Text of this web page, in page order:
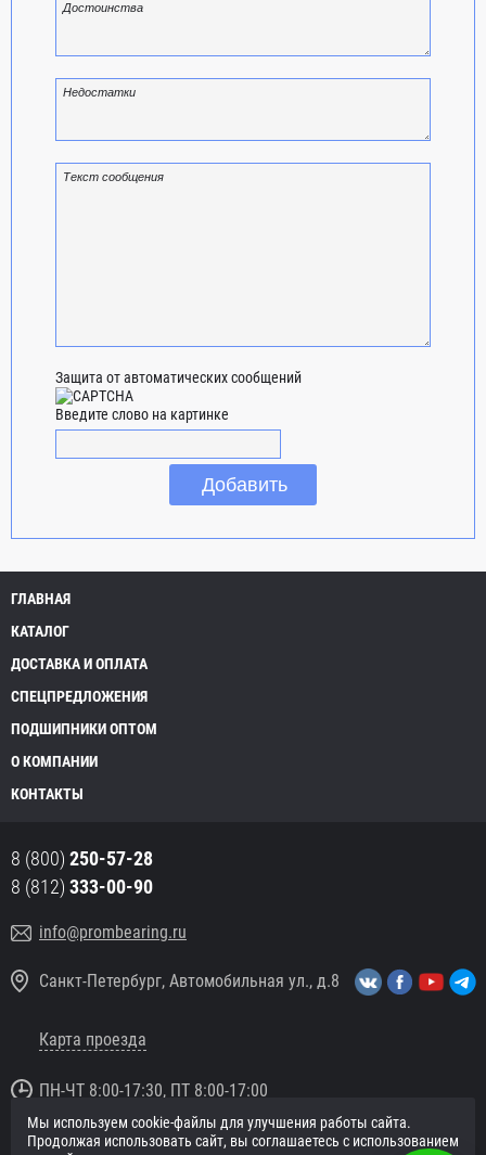
Защита от автоматических сообщений
Введите слово на картинке
ГЛАВНАЯ
КАТАЛОГ
ДОСТАВКА И ОПЛАТА
СПЕЦПРЕДЛОЖЕНИЯ
ПОДШИПНИКИ ОПТОМ
О КОМПАНИИ
КОНТАКТЫ
8 (800) 250-57-28
8 (812) 333-00-90
info@prombearing.ru
Санкт-Петербург, Автомобильная ул., д.8
Карта проезда
ПН-ЧТ 8:00-17:30, ПТ 8:00-17:00
© 2016 «PromBearing.ru»
Мы используем cookie-файлы для улучшения работы сайта.
Продолжая использовать сайт, вы соглашаетесь с использованием